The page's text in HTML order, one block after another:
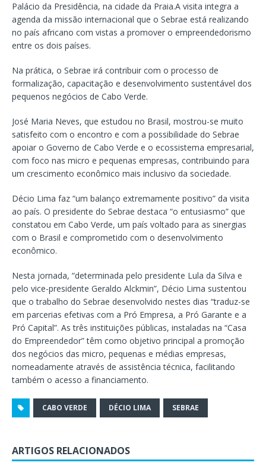
Palácio da Presidência, na cidade da Praia.A visita integra a
agenda da missão internacional que o Sebrae está realizando
no país africano com vistas a promover o empreendedorismo
entre os dois países.
Na prática, o Sebrae irá contribuir com o processo de
formalização, capacitação e desenvolvimento sustentável dos
pequenos negócios de Cabo Verde.
José Maria Neves, que estudou no Brasil, mostrou-se muito
satisfeito com o encontro e com a possibilidade do Sebrae
apoiar o Governo de Cabo Verde e o ecossistema empresarial,
com foco nas micro e pequenas empresas, contribuindo para
um crescimento econômico mais inclusivo da sociedade.
Décio Lima faz “um balanço extremamente positivo” da visita
ao país. O presidente do Sebrae destaca “o entusiasmo” que
constatou em Cabo Verde, um país voltado para as sinergias
com o Brasil e comprometido com o desenvolvimento
econômico.
Nesta jornada, “determinada pelo presidente Lula da Silva e
pelo vice-presidente Geraldo Alckmin”, Décio Lima sustentou
que o trabalho do Sebrae desenvolvido nestes dias “traduz-se
em parcerias efetivas com a Pró Empresa, a Pró Garante e a
Pró Capital”. As três instituições públicas, instaladas na “Casa
do Empreendedor” têm como objetivo principal a promoção
dos negócios das micro, pequenas e médias empresas,
nomeadamente através de assistência técnica, facilitando
também o acesso a financiamento.
CABO VERDE DÉCIO LIMA SEBRAE
ARTIGOS RELACIONADOS